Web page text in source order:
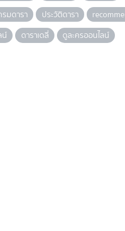
มดารา
ประวัติดารา
น์
ดาราเดลี่ ดูละครออนไลน์